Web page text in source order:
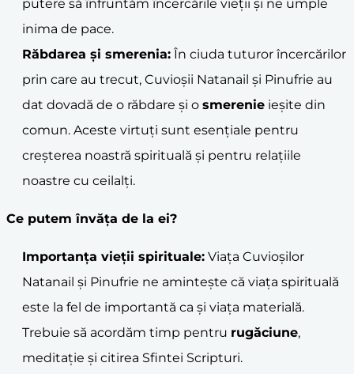
putere să înfruntăm încercările vieții și ne umple
inima de pace.
Răbdarea și smerenia: În ciuda tuturor încercărilor
prin care au trecut, Cuvioșii Natanail și Pinufrie au
dat dovadă de o răbdare și o smerenie ieșite din
comun. Aceste virtuți sunt esențiale pentru
creșterea noastră spirituală și pentru relațiile
noastre cu ceilalți.
Ce putem învăța de la ei?
Importanța vieții spirituale: Viața Cuvioșilor
Natanail și Pinufrie ne amintește că viața spirituală
este la fel de importantă ca și viața materială.
Trebuie să acordăm timp pentru rugăciune,
meditație și citirea Sfintei Scripturi.